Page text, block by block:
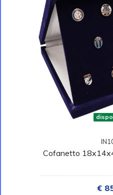
Cofanetto
€